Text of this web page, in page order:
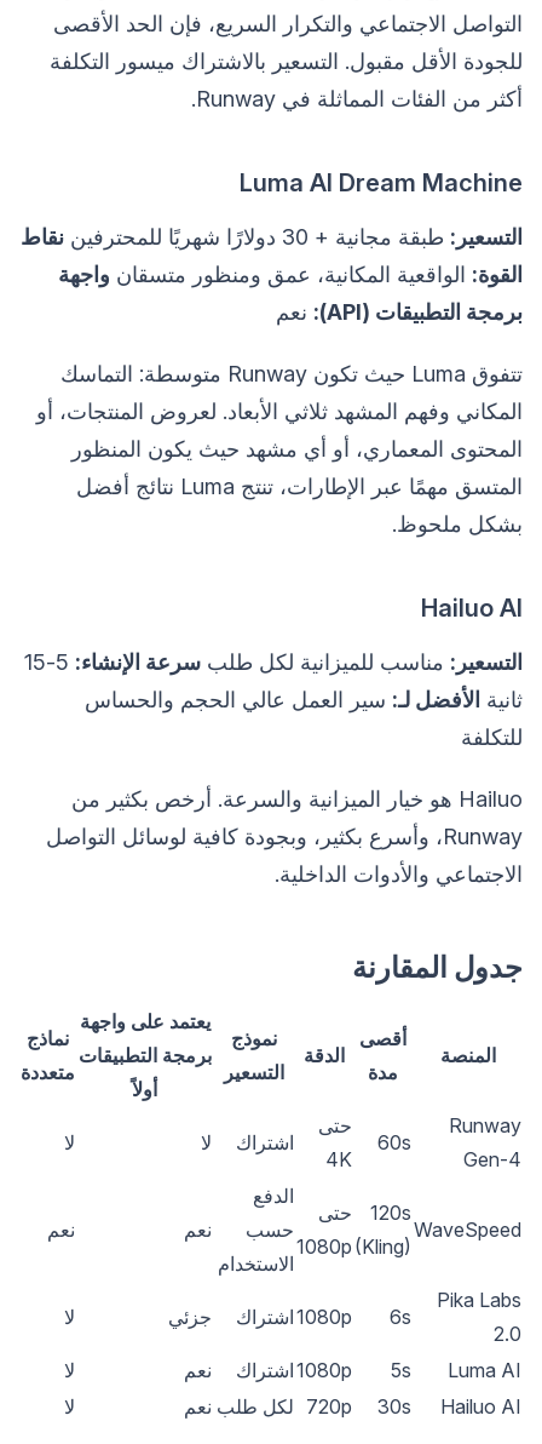
التواصل الاجتماعي والتكرار السريع، فإن الحد الأقصى
للجودة الأقل مقبول. التسعير بالاشتراك ميسور التكلفة
أكثر من الفئات المماثلة في Runway.
Luma AI Dream Machine
التسعير: طبقة مجانية + 30 دولارًا شهريًا للمحترفين
نقاط
القوة: الواقعية المكانية، عمق ومنظور متسقان واجهة
برمجة التطبيقات (API):
نعم
تتفوق Luma حيث تكون Runway متوسطة: التماسك
المكاني وفهم المشهد ثلاثي الأبعاد. لعروض المنتجات، أو
المحتوى المعماري، أو أي مشهد حيث يكون المنظور
المتسق مهمًا عبر الإطارات، تنتج Luma نتائج أفضل
بشكل ملحوظ.
Hailuo AI
التسعير: مناسب للميزانية لكل طلب سرعة الإنشاء:
5-15
ثانية الأفضل لـ: سير العمل عالي الحجم والحساس
للتكلفة
Hailuo هو خيار الميزانية والسرعة. أرخص بكثير من
Runway، وأسرع بكثير، وبجودة كافية لوسائل التواصل
الاجتماعي والأدوات الداخلية.
جدول المقارنة
المنصة
أقصى
مدة
الدقة
نموذج
التسعير
يعتمد على واجهة
برمجة التطبيقات
أولاً
نماذج
متعددة
Runway
Gen-4
60s
حتى
4K
اشتراك لا لا
WaveSpeed
120s
(Kling)
حتى
1080p
الدفع
حسب
الاستخدام
نعم نعم
Pika Labs
2.0
6s
1080pاشتراك جزئي لا
Luma AI
5s
1080pاشتراك نعم
لا
Hailuo AI
30s
720p لكل طلب نعم لا